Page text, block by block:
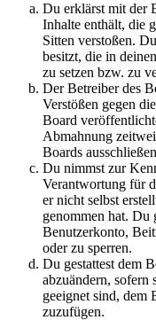
Du erklärst mit der
Inhalte enthält, die
Sitten verstoßen.
besitzt, die in
zu setzen bzw. zu
Der Betreiber des
Verstößen gegen
Board
Abmahnung
Boards
Du nimmst zur
Verantwortung für
er nicht selbst
genommen hat. Du
Benutzerkonto,
oder zu sperren.
Du gestattest dem
abzuändern, sofern
geeignet sind, dem
zuzufügen.